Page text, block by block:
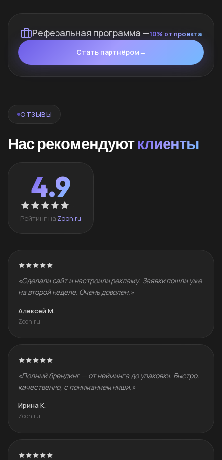
Реферальная программа —10% от проекта
Стать партнёром →
ОТЗЫВЫ
Нас рекомендуютклиенты
4.9
Рейтинг на Zoon.ru
«Сделали сайт и настроили рекламу. Заявки пошли уже
на второй неделе. Очень доволен.»
Алексей М.
Zoon.ru
«Полный брендинг — от нейминга до упаковки. Быстро,
качественно, с пониманием ниши.»
Ирина К.
Zoon.ru